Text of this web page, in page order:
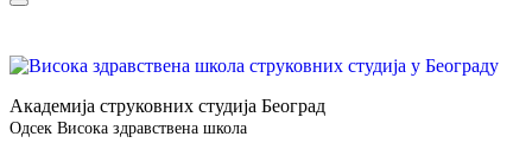
Академија струковних студија Београд
Одсек Висока здравствена школа